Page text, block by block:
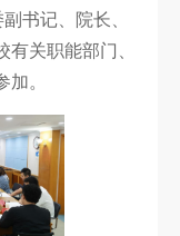
书记、院长、
关职能部门、
。